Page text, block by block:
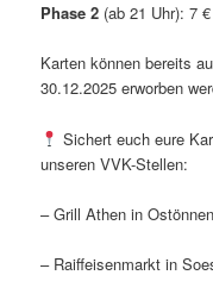
Phase 2 (ab 21 Uhr): 7
Karten können bereits
30.12.2025 erworben
Sichert euch eure
unseren VVK-Stellen:
– Grill Athen in Ostönnen
– Raiffeisenmarkt in